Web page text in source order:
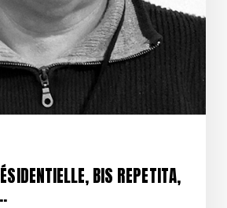
BIS REPETITA,